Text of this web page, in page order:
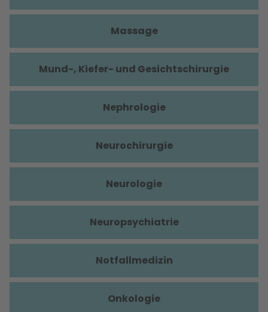
Massage
Mund-, Kiefer- und Gesichtschirurgie
Nephrologie
Neurochirurgie
Neurologie
Neuropsychiatrie
Notfallmedizin
Onkologie